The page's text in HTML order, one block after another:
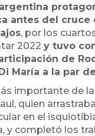
antes del cruce
, por los
2022 y tuvo
de
María a la par
importante de
quien
en el
y completó los